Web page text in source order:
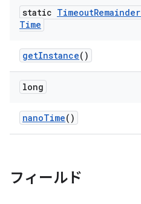
static TimeoutRemainder
Time
getInstance()
long
nanoTime()
フィールド